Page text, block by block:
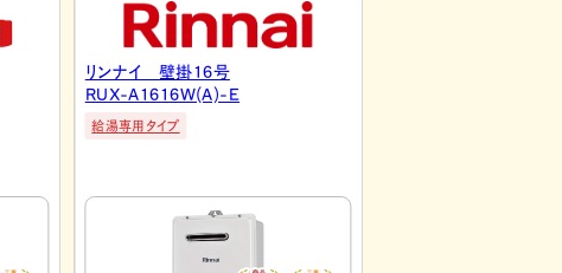
パロマ 壁掛20号
PH-2015AW
給湯専用タイプ